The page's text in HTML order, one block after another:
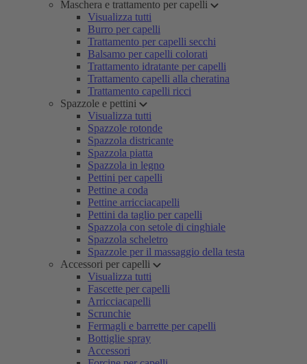
Maschera e trattamento per capelli
Visualizza tutti
Burro per capelli
Trattamento per capelli secchi
Balsamo per capelli colorati
Trattamento idratante per capelli
Trattamento capelli alla cheratina
Trattamento capelli ricci
Spazzole e pettini
Visualizza tutti
Spazzole rotonde
Spazzola districante
Spazzola piatta
Spazzola in legno
Pettini per capelli
Pettine a coda
Pettine arricciacapelli
Pettini da taglio per capelli
Spazzola con setole di cinghiale
Spazzola scheletro
Spazzole per il massaggio della testa
Accessori per capelli
Visualizza tutti
Fascette per capelli
Arricciacapelli
Scrunchie
Fermagli e barrette per capelli
Bottiglie spray
Accessori